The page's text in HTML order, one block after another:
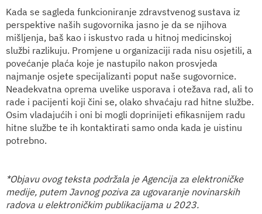
Kada se sagleda funkcioniranje zdravstvenog sustava iz
perspektive naših sugovornika jasno je da se njihova
mišljenja, baš kao i iskustvo rada u hitnoj medicinskoj
službi razlikuju. Promjene u organizaciji rada nisu osjetili, a
povećanje plaća koje je nastupilo nakon prosvjeda
najmanje osjete specijalizanti poput naše sugovornice.
Neadekvatna oprema uvelike usporava i otežava rad, ali to
rade i pacijenti koji čini se, olako shvaćaju rad hitne službe.
Osim vladajućih i oni bi mogli doprinijeti efikasnijem radu
hitne službe te ih kontaktirati samo onda kada je uistinu
potrebno.
*Objavu ovog teksta podržala je Agencija za elektroničke
medije, putem Javnog poziva za ugovaranje novinarskih
radova u elektroničkim publikacijama u 2023.